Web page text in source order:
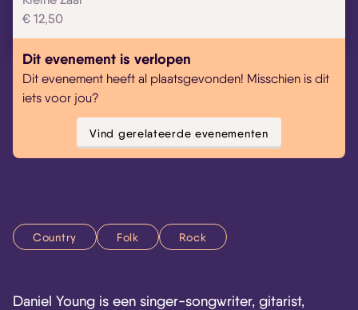
€ 12,50
Dit evenement is verlopen
Dit evenement heeft al plaatsgevonden! Misschien is dit
iets voor jou?
Vind gerelateerde evenementen
Country Folk Rock
Daniel Young is een singer-songwriter, gitarist,